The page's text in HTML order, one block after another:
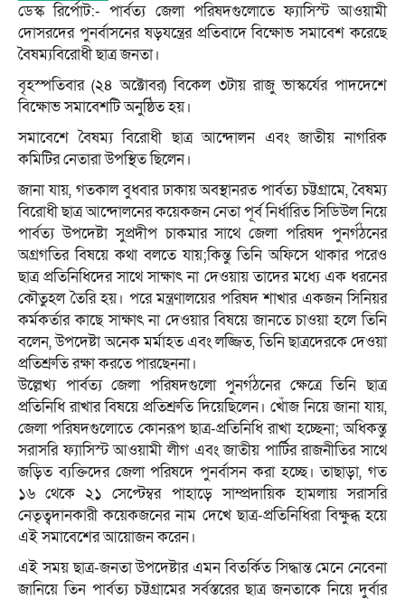
ডেস্ক রির্পোট:- পার্বত্য জেলা পরিষদগুলোতে ফ্যাসিস্ট আওয়ামী
দোসরদের পুনর্বাসনের ষড়যন্ত্রের প্রতিবাদে বিক্ষোভ সমাবেশ করেছে
বৈষম্যবিরোধী ছাত্র জনতা।
বৃহস্পতিবার (২৪ অক্টোবর) বিকেল ৩টায় রাজু ভাস্কর্যের পাদদেশে
বিক্ষোভ সমাবেশটি অনুষ্ঠিত হয়।
সমাবেশে বৈষম্য বিরোধী ছাত্র আন্দোলন এবং জাতীয় নাগরিক
কমিটির নেতারা উপস্থিত ছিলেন।
জানা যায়, গতকাল বুধবার ঢাকায় অবস্থানরত পার্বত্য চট্টগ্রামে, বৈষম্য
বিরোধী ছাত্র আন্দোলনের কয়েকজন নেতা পূর্ব নির্ধারিত সিডিউল নিয়ে
পার্বত্য উপদেষ্টা সুপ্রদীপ চাকমার সাথে জেলা পরিষদ পুনর্গঠনের
অগ্রগতির বিষয়ে কথা বলতে যায়;কিন্তু তিনি অফিসে থাকার পরেও
ছাত্র প্রতিনিধিদের সাথে সাক্ষাৎ না দেওয়ায় তাদের মধ্যে এক ধরনের
কৌতুহল তৈরি হয়। পরে মন্ত্রণালয়ের পরিষদ শাখার একজন সিনিয়র
কর্মকর্তার কাছে সাক্ষাৎ না দেওয়ার বিষয়ে জানতে চাওয়া হলে তিনি
বলেন, উপদেষ্টা অনেক মর্মাহত এবং লজ্জিত, তিনি ছাত্রদেরকে দেওয়া
প্রতিশ্রুতি রক্ষা করতে পারছেননা।
উল্লেখ্য পার্বত্য জেলা পরিষদগুলো পুনর্গঠনের ক্ষেত্রে তিনি ছাত্র
প্রতিনিধি রাখার বিষয়ে প্রতিশ্রুতি দিয়েছিলেন। খোঁজ নিয়ে জানা যায়,
জেলা পরিষদগুলোতে কোনরূপ ছাত্র-প্রতিনিধি রাখা হচ্ছেনা; অধিকন্তু
সরাসরি ফ্যাসিস্ট আওয়ামী লীগ এবং জাতীয় পার্টির রাজনীতির সাথে
জড়িত ব্যক্তিদের জেলা পরিষদে পুনর্বাসন করা হচ্ছে। তাছাড়া, গত
১৬ থেকে ২১ সেপ্টেম্বর পাহাড়ে সাম্প্রদায়িক হামলায় সরাসরি
নেতৃত্বদানকারী কয়েকজনের নাম দেখে ছাত্র-প্রতিনিধিরা বিক্ষুব্ধ হয়ে
এই সমাবেশের আয়োজন করেন।
এই সময় ছাত্র-জনতা উপদেষ্টার এমন বিতর্কিত সিদ্ধান্ত মেনে নেবেনা
জানিয়ে তিন পার্বত্য চট্টগ্রামের সর্বস্তরের ছাত্র জনতাকে নিয়ে দুর্বার